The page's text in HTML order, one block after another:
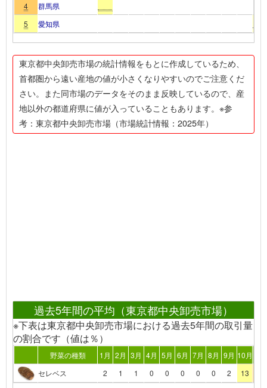
4
群馬県
5
愛知県
東京都中央卸売市場の統計情報をもとに作成しているため、
首都圏から遠い産地の値が小さくなりやすいのでご注意くだ
さい。また同市場のデータをそのまま反映しているので、産
地以外の都道府県に値が入っていることもあります。※参
考：東京都中央卸売市場（市場統計情報：2025年）
過去5年間の平均（東京都中央卸売市場）
※下表は東京都中央卸売市場における過去5年間の取引量
の割合です（値は％）
野菜の種類 1月 2月 3月 4月 5月 6月 7月 8月 9月 10月
セレベス
2 1 1 0 0 0 0 0 2 13